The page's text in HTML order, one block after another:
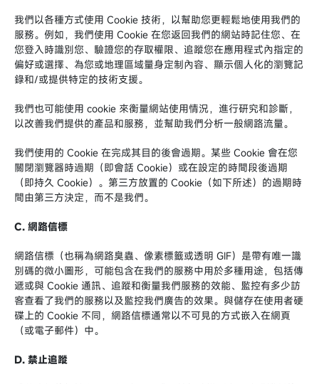
我們以各種方式使用 Cookie 技術，以幫助您更輕鬆地使用我們的
服務。例如，我們使用 Cookie 在您返回我們的網站時記住您、在
您登入時識別您、驗證您的存取權限、追蹤您在應用程式內指定的
偏好或選擇、為您或地理區域量身定制內容、顯示個人化的瀏覽記
錄和/或提供特定的技術支援。
我們也可能使用 cookie 來衡量網站使用情況，進行研究和診斷，
以改善我們提供的產品和服務，並幫助我們分析一般網路流量。
我們使用的 Cookie 在完成其目的後會過期。某些 Cookie 會在您
關閉瀏覽器時過期（即會話 Cookie）或在設定的時間段後過期
（即持久 Cookie）。第三方放置的 Cookie（如下所述）的過期時
間由第三方決定，而不是我們。
C. 網路信標
網路信標（也稱為網路臭蟲、像素標籤或透明 GIF）是帶有唯一識
別碼的微小圖形，可能包含在我們的服務中用於多種用途，包括傳
遞或與 Cookie 通訊、追蹤和衡量我們服務的效能、監控有多少訪
客查看了我們的服務以及監控我們廣告的效果。與儲存在使用者硬
碟上的 Cookie 不同，網路信標通常以不可見的方式嵌入在網頁
（或電子郵件）中。
D. 禁止追蹤